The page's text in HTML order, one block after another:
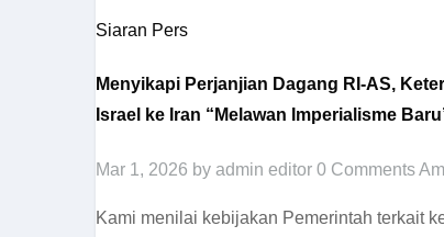
Siaran Pers
Menyikapi Perjanjian Dagang RI-AS,
Israel ke Iran “Melawan Imperialisme
Mar 1, 2026 by admin editor 0 Comments
Kami menilai kebijakan Pemerintah terkait